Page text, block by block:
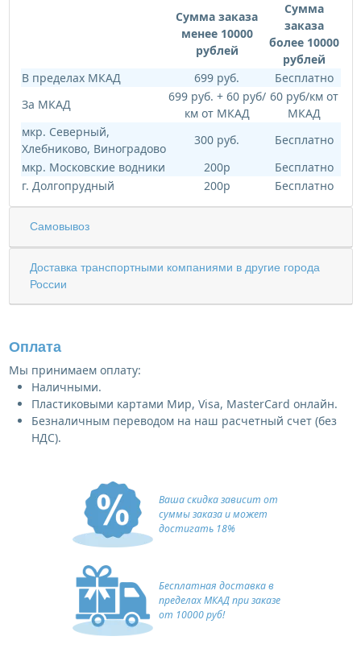
Сумма заказа
менее 10000
рублей
Сумма
заказа
более 10000
рублей
В пределах МКАД
699 руб.
Бесплатно
За МКАД
699 руб. + 60 руб/
км от МКАД
60 руб/км от
МКАД
мкр. Северный,
Хлебниково, Виноградово
300 руб.
Бесплатно
мкр. Московские водники
200р
Бесплатно
г. Долгопрудный
200р Бесплатно
Самовывоз
Доставка транспортными компаниями в другие города
России
Оплата
Мы принимаем оплату:
Наличными.
Пластиковыми картами Мир, Visa, MasterCard онлайн.
Безналичным переводом на наш расчетный счет (без
НДС).
Ваша скидка зависит от
суммы заказа и может
достигать 18%
Бесплатная доставка в
пределах МКАД при заказе
от 10000 руб!